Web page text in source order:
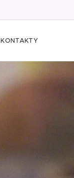
KONTAKTY